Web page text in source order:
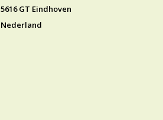
5616 GT Eindhoven
Nederland